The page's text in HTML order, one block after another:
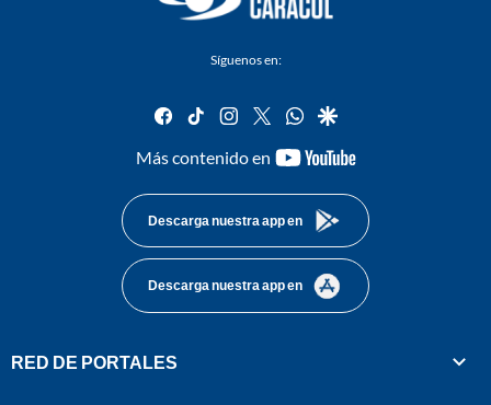
Síguenos en:
facebook
tiktok instagram
twitterwhatsapp
google
Más contenido en
youtube-
Descarga nuestra app en
Descarga nuestra app en
RED DE PORTALES